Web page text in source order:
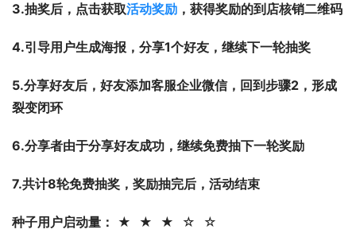
3.抽奖后，点击获取活动奖励 ，获得奖励的到店核销二维码
4.引导用户生成海报，分享1个好友，继续下一轮抽奖
5.分享好友后，好友添加客服企业微信，回到步骤2，形成
裂变闭环
6.分享者由于分享好友成功，继续免费抽下一轮奖励
7.共计8轮免费抽奖，奖励抽完后，活动结束
种子用户启动量： ★  ★  ★  ☆  ☆